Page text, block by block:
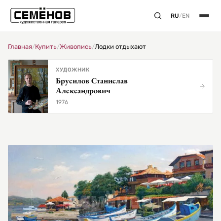
RU/EN
Главная/Купить/Живопись/Лодки отдыхают
ХУДОЖНИК
Брусилов Станислав
Александрович
1976